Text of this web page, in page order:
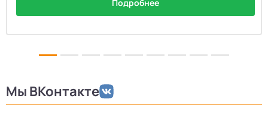
Подробнее
Мы ВКонтакте